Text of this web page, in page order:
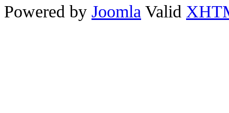
Powered by Joomla Valid